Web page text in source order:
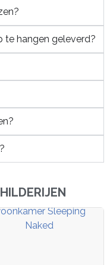
te hangen geleverd?